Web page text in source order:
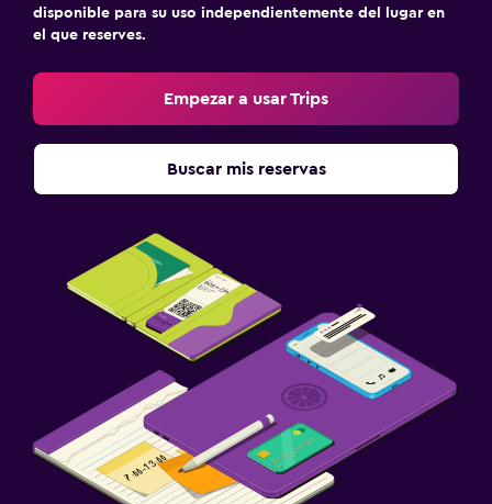
Check-in/check-out privado
Lavandería
Piscina al aire libre
disponible para su uso independientemente del lugar en
el que reserves.
Empezar a usar Trips
Buscar mis reservas